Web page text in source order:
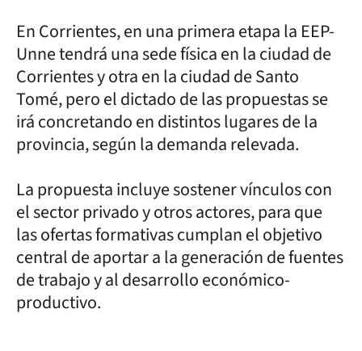
En Corrientes, en una primera etapa la EEP-
Unne tendrá una sede física en la ciudad de
Corrientes y otra en la ciudad de Santo
Tomé, pero el dictado de las propuestas se
irá concretando en distintos lugares de la
provincia, según la demanda relevada.
La propuesta incluye sostener vínculos con
el sector privado y otros actores, para que
las ofertas formativas cumplan el objetivo
central de aportar a la generación de fuentes
de trabajo y al desarrollo económico-
productivo.